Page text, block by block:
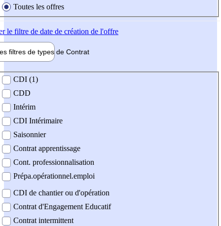
Toutes les offres
le filtre de date de création de l'offre
filtres de types de Contrat
contrat
CDI (1)
CDD
Intérim
CDI Intérimaire
Saisonnier
Contrat apprentissage
Cont. professionnalisation
Prépa.opérationnel.emploi
CDI de chantier ou d'opération
Contrat d'Engagement Educatif
Contrat intermittent